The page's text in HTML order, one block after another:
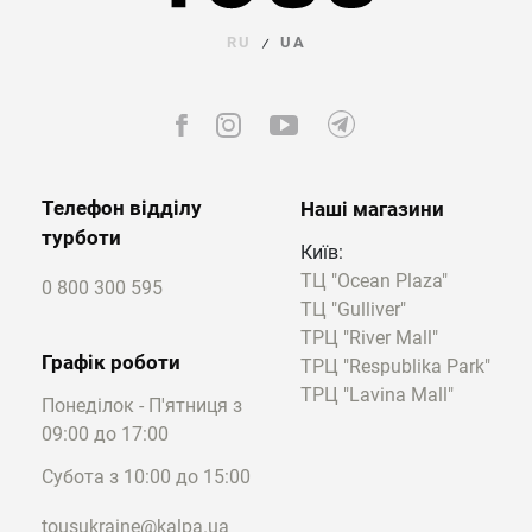
Порада експерта:Завжди враховуйте ваш
мінімалістичні вироби краще поєднуються з
базовим гардеробом.
Як замовити браслети на руку за розміром?
Щоб замовити браслети на руку і не
помилитися з вибором, необхідно виміряти
обхват зап'ястя та додати до нього 1–1,5 см
для комфортного прилягання.
Інструкція: як виміряти зап'ястя для
RU / UA
Телефон відділу
турботи
0 800 300 595
Графік роботи
Понеділок - П'ятниця з
09:00 до 17:00
Субота з 10:00 до 15:00
tousukraine@kalpa.ua
Наші магазини
Київ:
ТЦ "Ocean Plaza"
ТЦ "Gulliver"
ТРЦ "River Mall"
ТРЦ "Respublika Park"
ТРЦ "Lavina Mall"